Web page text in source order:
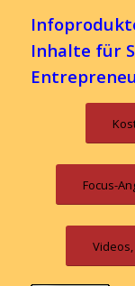
Inhalte für
Focus-